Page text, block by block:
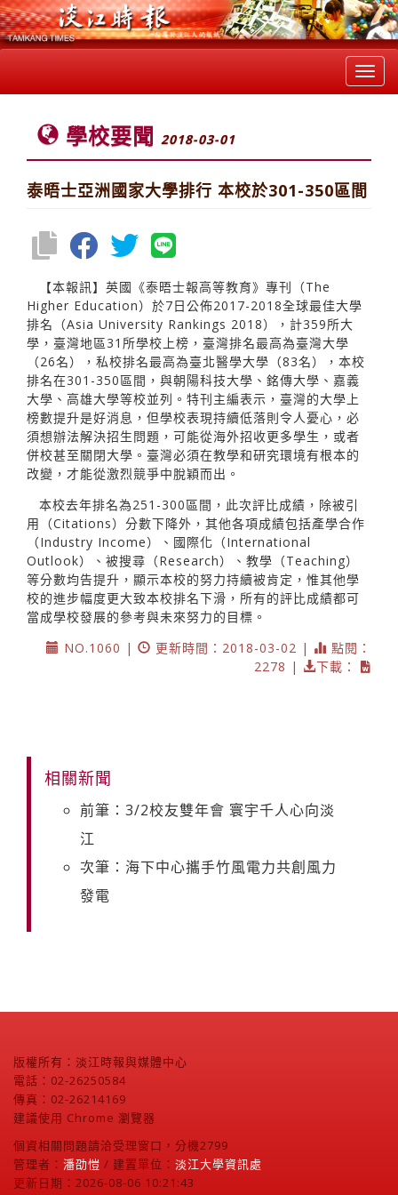
學校要聞 2018-03-01
泰晤士亞洲國家大學排行 本校於301-350區間
【本報訊】英國《泰晤士報高等教育》專刊（The
Higher Education）於7日公佈2017-2018全球最佳大學
排名（Asia University Rankings 2018），計359所大
學，臺灣地區31所學校上榜，臺灣排名最高為臺灣大學
（26名），私校排名最高為臺北醫學大學（83名），本校
排名在301-350區間，與朝陽科技大學、銘傳大學、嘉義
大學、高雄大學等校並列。特刊主編表示，臺灣的大學上
榜數提升是好消息，但學校表現持續低落則令人憂心，必
須想辦法解決招生問題，可能從海外招收更多學生，或者
併校甚至關閉大學。臺灣必須在教學和研究環境有根本的
改變，才能從激烈競爭中脫穎而出。
本校去年排名為251-300區間，此次評比成績，除被引
用（Citations）分數下降外，其他各項成績包括產學合作
（Industry Income）、國際化（International
Outlook）、被搜尋（Research）、教學（Teaching）
等分數均告提升，顯示本校的努力持續被肯定，惟其他學
校的進步幅度更大致本校排名下滑，所有的評比成績都可
當成學校發展的參考與未來努力的目標。
NO.1060 |
更新時間：2018-03-02 |
點閱：
2278 |
下載：
相關新聞
前筆：3/2校友雙年會 寰宇千人心向淡
江
次筆：海下中心攜手竹風電力共創風力
發電
版權所有：淡江時報與媒體中心
電話：02-26250584
傳真：02-26214169
建議使用 Chrome 瀏覽器
個資相關問題請洽受理窗口，分機2799
管理者： 潘劭愷 / 建置單位： 淡江大學資訊處
更新日期：2026-08-06 10:21:43